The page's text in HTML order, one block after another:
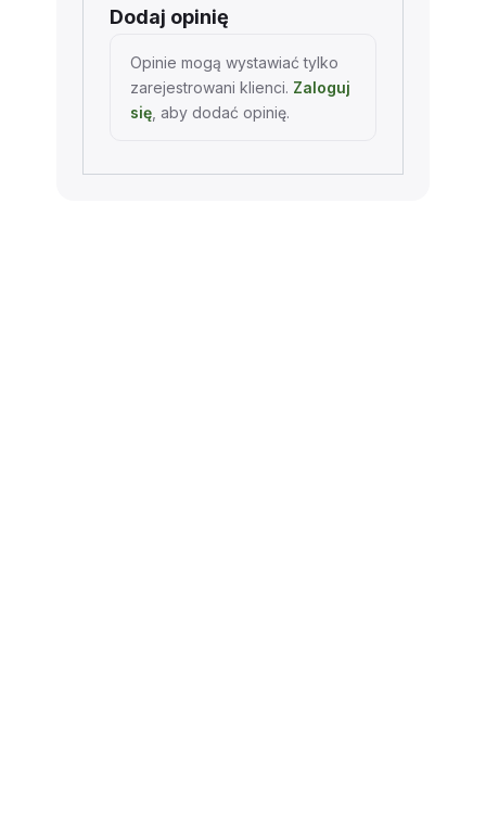
Dodaj opinię
Opinie mogą wystawiać tylko
zarejestrowani klienci. Zaloguj
się , aby dodać opinię.